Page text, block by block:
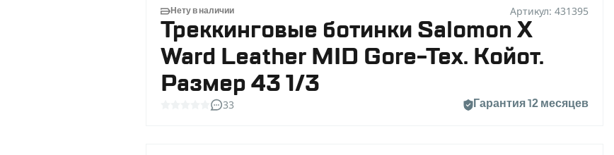
Нету в наличии Артикул: 431395
Треккинговые ботинки Salomon X
Ward Leather MID Gore-Tex. Койот.
Размер 43 1/3
33 Гарантия 12 месяцев